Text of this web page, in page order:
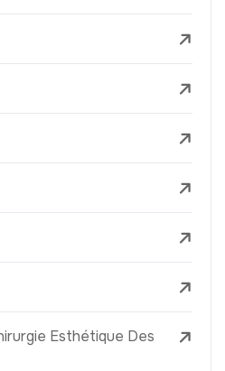
Esthétique Des